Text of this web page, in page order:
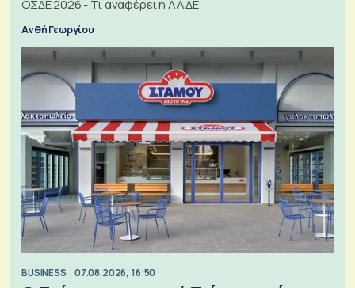
ΟΣΔΕ 2026 - Τι αναφέρει η ΑΑΔΕ
Ανθή Γεωργίου
BUSINESS 07.08.2026, 16:50